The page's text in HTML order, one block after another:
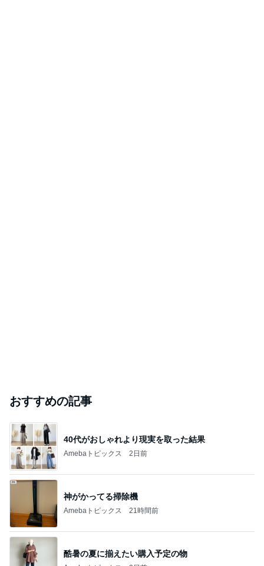
おすすめの記事
40代がおしゃれより現実を取った結果
Amebaトピックス 2日前
神がかってる掃除機
Amebaトピックス 21時間前
酷暑の夏に揃えたい購入予定の物